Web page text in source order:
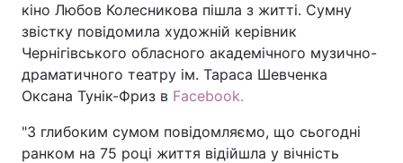
Головна Війна
Україна Політика
Економіка Світ
Наука
кіно Любов Колесникова пішла з житті. Сумну
звістку повідомила художній керівник
Чернігівського обласного академічного музично-
драматичного театру ім. Тараса Шевченка
Оксана Тунік-Фриз в Facebook.
"З глибоким сумом повідомляємо, що сьогодні
ранком на 75 році життя відійшла у вічність